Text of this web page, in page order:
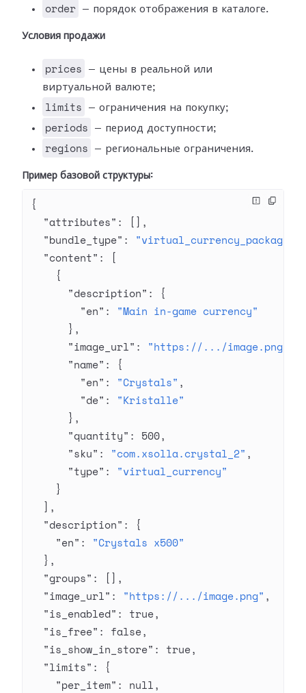
order — порядок отображения в каталоге.
Условия продажи
prices
— цены в реальной или
виртуальной валюте;
limits — ограничения на покупку;
periods — период доступности;
regions — региональные ограничения.
Пример базовой структуры:
{
  "attributes"
: [],
  "bundle_type"
: "virtual_currency_package"
  "content"
: [
    {
      "description"
: {
        "en"
: "Main in-game currency"
      },
      "image_url"
: "https://.../image.png"
      "name"
: {
        "en"
: "Crystals" ,
        "de"
: "Kristalle"
      },
      "quantity"
: 500,
      "sku"
: "com.xsolla.crystal_2" ,
      "type"
: "virtual_currency"
    }
  ],
  "description"
: {
    "en"
: "Crystals x500"
  },
  "groups"
: [],
  "image_url"
: "https://.../image.png" ,
  "is_enabled"
: true,
  "is_free"
: false,
  "is_show_in_store"
: true,
  "limits"
: {
    "per_item"
: null,